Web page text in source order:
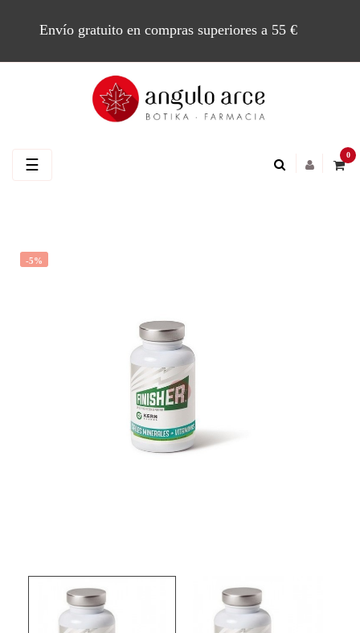
Envío gratuito en compras superiores a 55 €
0
Navegación
☰
-5%